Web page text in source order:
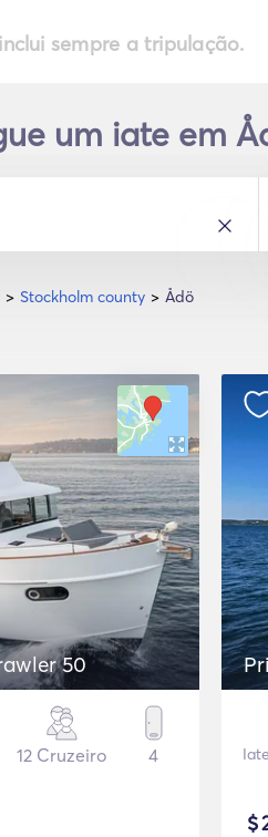
inclui sempre a tripulação.
um iate em
Stockholm county Ådö
50
12 Cruzeiro 4
$